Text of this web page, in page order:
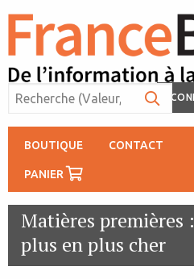
BOUTIQUE CONTACT
PANIER
Matières premières
plus en plus cher